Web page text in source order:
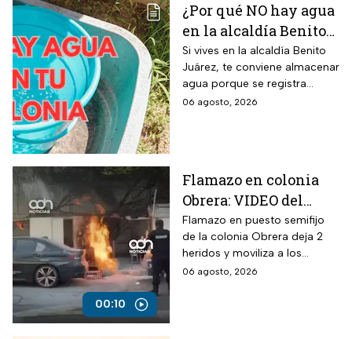
¿Por qué NO hay agua
en la alcaldía Benito
Juárez? Lista de
colonias afectadas
hasta el viernes
Si vives en la alcaldía Benito
Juárez, te conviene almacenar
agua porque se registra
suspensión del suministro por
06 agosto, 2026
00:10
Flamazo en colonia
Obrera: VIDEO del
siniestro en puesto
semifijo que dejó
heridos
Flamazo en puesto semifijo
de la colonia Obrera deja 2
heridos y moviliza a los
servicios de emergencia en
06 agosto, 2026